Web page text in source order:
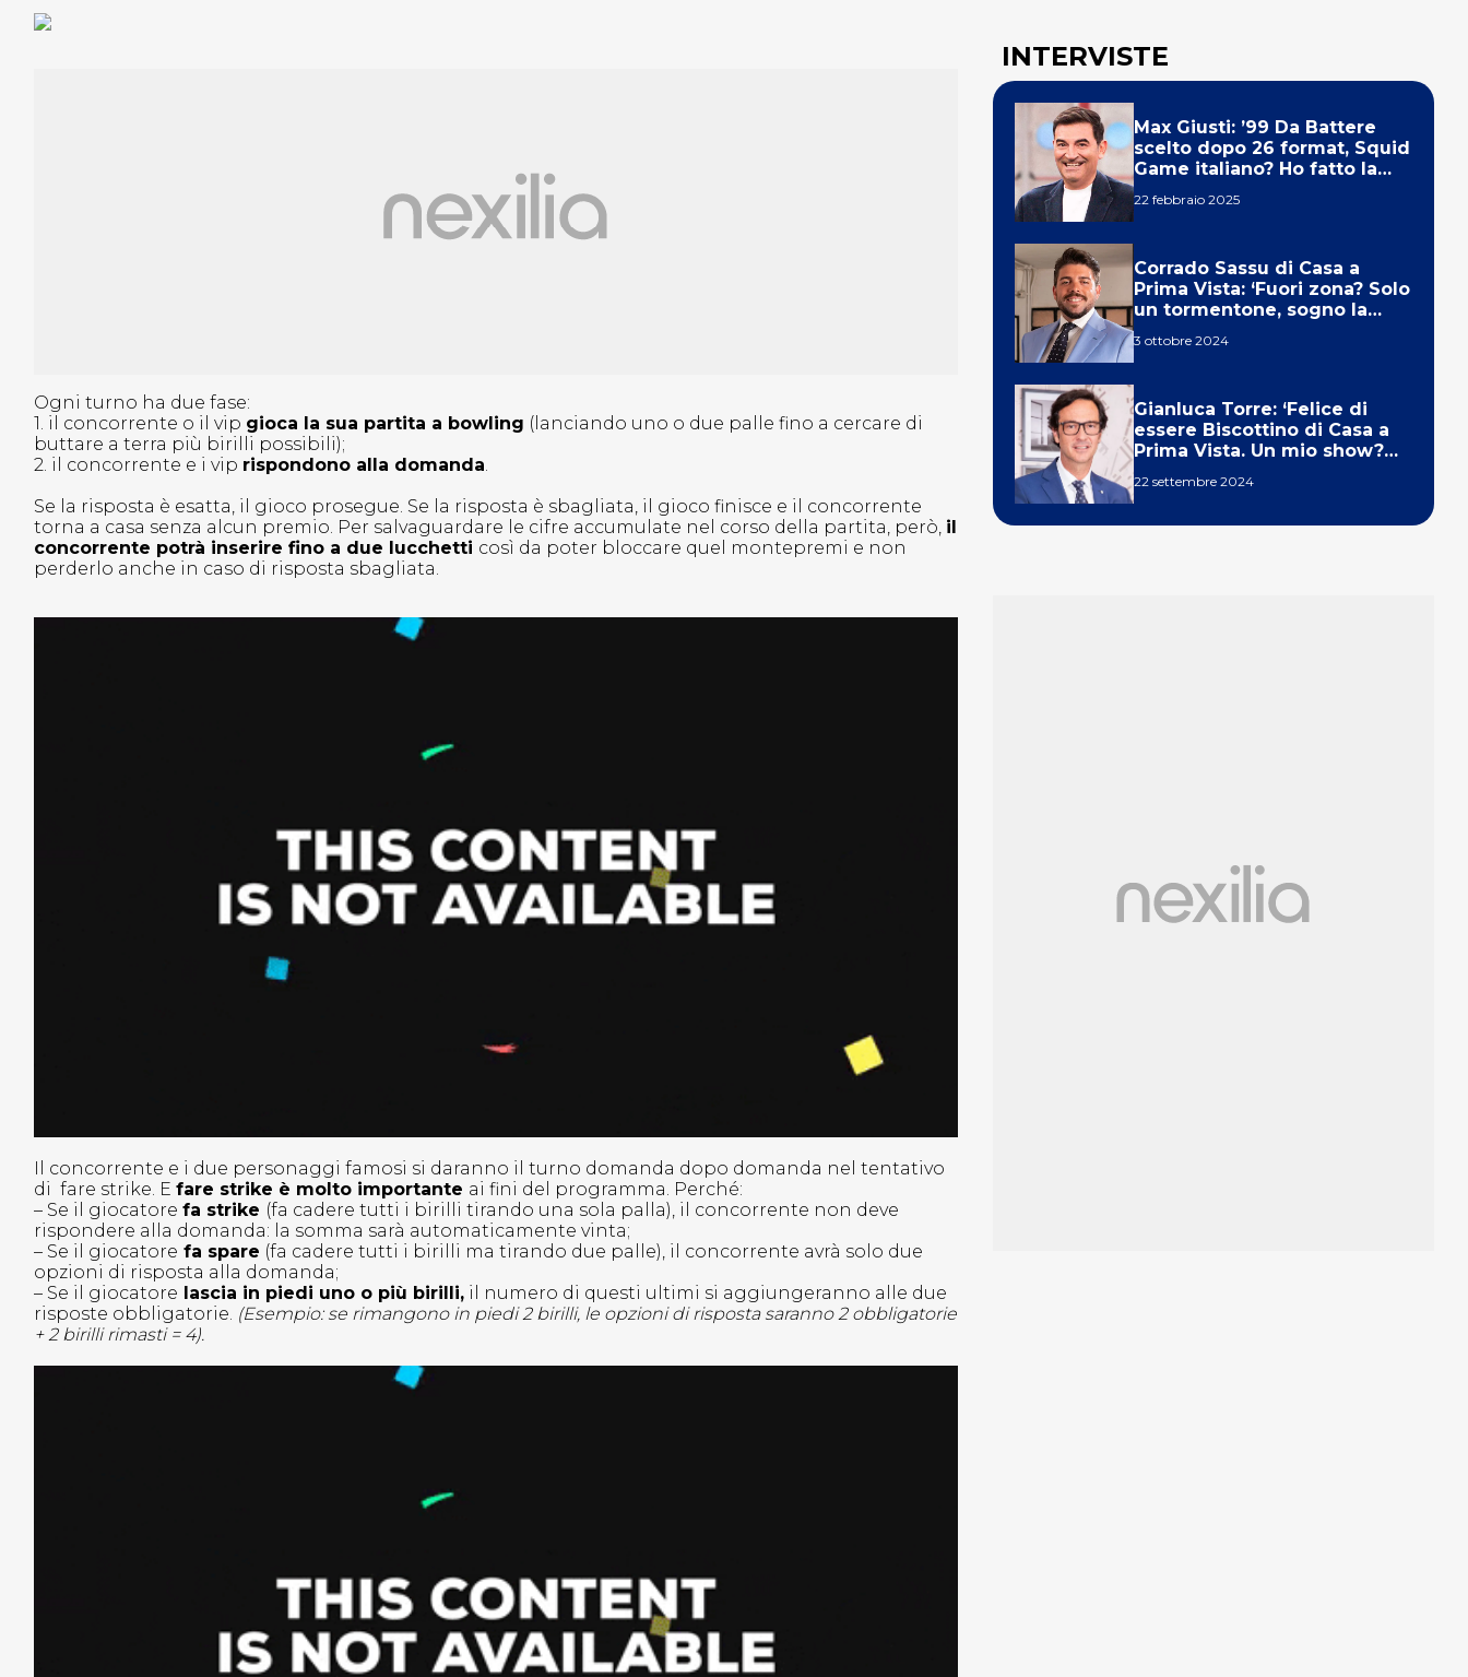
Ogni turno ha due fase:
1. il concorrente o il vip gioca la sua partita a bowling (lanciando uno o due palle fino a cercare di
buttare a terra più birilli possibili);
2. il concorrente e i vip rispondono alla domanda.
Se la risposta è esatta, il gioco prosegue. Se la risposta è sbagliata, il gioco finisce e il concorrente
torna a casa senza alcun premio. Per salvaguardare le cifre accumulate nel corso della partita, però, il
concorrente potrà inserire fino a due lucchetti così da poter bloccare quel montepremi e non
perderlo anche in caso di risposta sbagliata.
Il concorrente e i due personaggi famosi si daranno il turno domanda dopo domanda nel tentativo
di fare strike. E fare strike è molto importante ai fini del programma. Perché:
– Se il giocatore fa strike (fa cadere tutti i birilli tirando una sola palla), il concorrente non deve
rispondere alla domanda: la somma sarà automaticamente vinta;
– Se il giocatore fa spare (fa cadere tutti i birilli ma tirando due palle), il concorrente avrà solo due
opzioni di risposta alla domanda;
– Se il giocatore lascia in piedi uno o più birilli, il numero di questi ultimi si aggiungeranno alle due
risposte obbligatorie. (Esempio: se rimangono in piedi 2 birilli, le opzioni di risposta saranno 2 obbligatorie
+ 2 birilli rimasti = 4).
INTERVISTE
Max Giusti: ’99 Da Battere
scelto dopo 26 format, Squid
Game italiano? Ho fatto la
22 febbraio 2025
Corrado Sassu di Casa a
Prima Vista: ‘Fuori zona? Solo
un tormentone, sogno la
3 ottobre 2024
Gianluca Torre: ‘Felice di
essere Biscottino di Casa a
Prima Vista. Un mio show?
22 settembre 2024